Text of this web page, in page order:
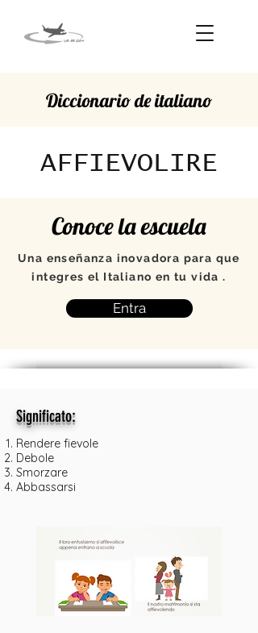
Diccionario de italiano
AFFIEVOLIRE
Conoce la escuela
Una enseñanza inovadora para que
integres el Italiano en tu vida .
Entra
Significato:
Rendere fievole
Debole
Smorzare
Abbassarsi